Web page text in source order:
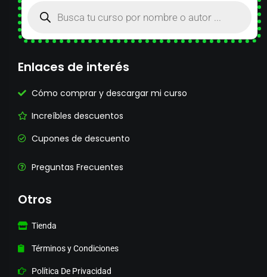
Enlaces de interés
Cómo comprar y descargar mi curso
Increíbles descuentos
Cupones de descuento
Preguntas Frecuentes
Otros
Tienda
Términos y Condiciones
Política De Privacidad